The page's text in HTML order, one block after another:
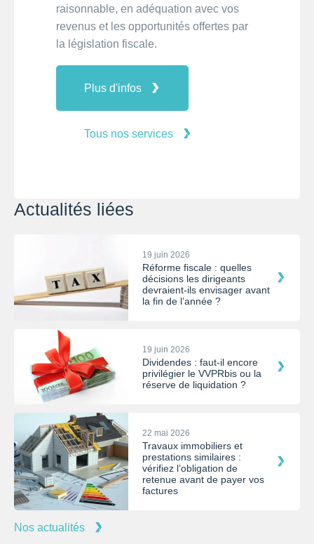
raisonnable, en adéquation avec vos
revenus et les opportunités offertes par
la législation fiscale.
Plus d'infos
Tous nos services
Actualités liées
19 juin 2026
Réforme fiscale : quelles
décisions les dirigeants
devraient-ils envisager avant
la fin de l’année ?
19 juin 2026
Dividendes : faut-il encore
privilégier le VVPRbis ou la
réserve de liquidation ?
22 mai 2026
Travaux immobiliers et
prestations similaires :
vérifiez l’obligation de
retenue avant de payer vos
factures
Nos actualités